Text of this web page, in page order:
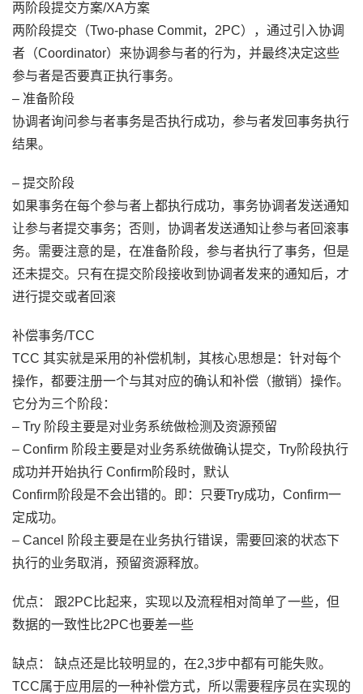
两阶段提交方案/XA方案
两阶段提交（Two-phase Commit，2PC），通过引入协调
者（Coordinator）来协调参与者的行为，并最终决定这些
参与者是否要真正执行事务。
– 准备阶段
协调者询问参与者事务是否执行成功，参与者发回事务执行
结果。
– 提交阶段
如果事务在每个参与者上都执行成功，事务协调者发送通知
让参与者提交事务；否则，协调者发送通知让参与者回滚事
务。需要注意的是，在准备阶段，参与者执行了事务，但是
还未提交。只有在提交阶段接收到协调者发来的通知后，才
进行提交或者回滚
补偿事务/TCC
TCC 其实就是采用的补偿机制，其核心思想是：针对每个
操作，都要注册一个与其对应的确认和补偿（撤销）操作。
它分为三个阶段：
– Try 阶段主要是对业务系统做检测及资源预留
– Confirm 阶段主要是对业务系统做确认提交，Try阶段执行
成功并开始执行 Confirm阶段时，默认
Confirm阶段是不会出错的。即：只要Try成功，Confirm一
定成功。
– Cancel 阶段主要是在业务执行错误，需要回滚的状态下
执行的业务取消，预留资源释放。
优点： 跟2PC比起来，实现以及流程相对简单了一些，但
数据的一致性比2PC也要差一些
缺点： 缺点还是比较明显的，在2,3步中都有可能失败。
TCC属于应用层的一种补偿方式，所以需要程序员在实现的